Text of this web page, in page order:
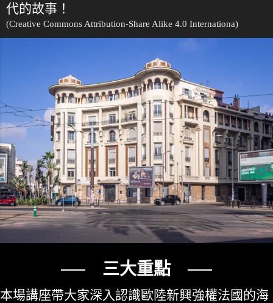
代的故事！
(Creative Commons Attribution-Share Alike 4.0 Internationa)
── 三大重點 ──
本場講座帶大家深入認識歐陸新興強權法國的海